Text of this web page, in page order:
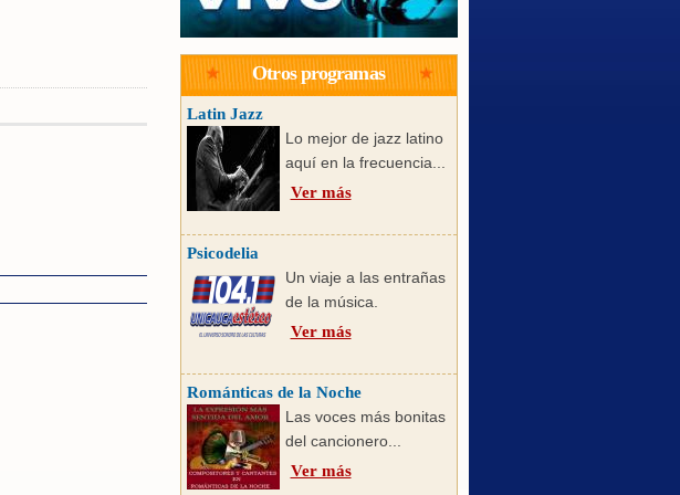
Otros programas
Latin Jazz
Lo mejor de jazz latino
aquí en la frecuencia...
Ver más
Psicodelia
Un viaje a las entrañas
de la música.
Ver más
Románticas de la Noche
Las voces más bonitas
del cancionero...
Ver más